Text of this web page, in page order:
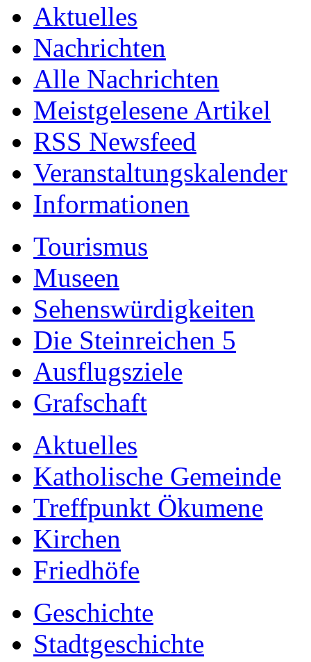
Aktuelles
Nachrichten
Alle Nachrichten
Meistgelesene Artikel
RSS Newsfeed
Veranstaltungskalender
Informationen
Tourismus
Museen
Sehenswürdigkeiten
Die Steinreichen 5
Ausflugsziele
Grafschaft
Aktuelles
Katholische Gemeinde
Treffpunkt Ökumene
Kirchen
Friedhöfe
Geschichte
Stadtgeschichte